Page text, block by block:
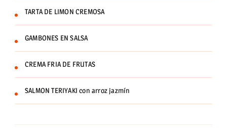
TARTA DE LIMON CREMOSA
GAMBONES EN SALSA
CREMA FRIA DE FRUTAS
SALMON TERIYAKI con arroz jazmín